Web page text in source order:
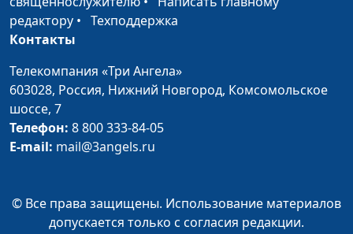
Как гормоны и
нейромедиаторы
влияют на
настроение?
Юлия Синицына, Иван
Соклаков, психолог
Можно ли избавиться
от обсессивно-
компульсивного
расстройства?
Юлия Синицына, Иван
#273
на человека?
Соклаков, психолог
редактору • Техподдержка
Контакты
Телекомпания «Три Ангела»
603028, Россия, Нижний Новгород, Комсомольское
шоссе, 7
Телефон: 8 800 333-84-05
E-mail: mail@3angels.ru
© Все права защищены. Использование материалов
допускается только с согласия редакции.